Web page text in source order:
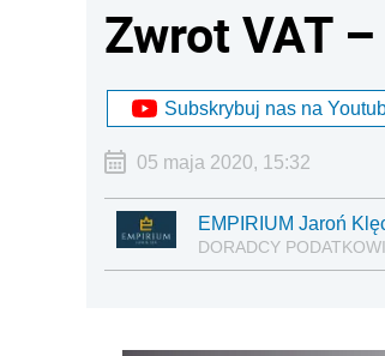
Zwrot VAT
Subskrybuj nas na
05 maja 2020, 15:32
EMPIRIUM Jaroń
DORADCY